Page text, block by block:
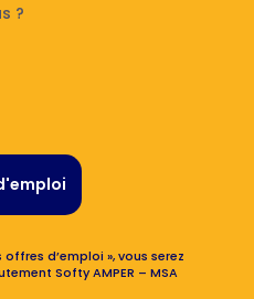
?
d’emploi », vous serez
Softy AMPER – MSA